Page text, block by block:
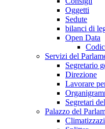
Oggetti
Sedute
bilanci di
Open Data
Servizi del
Segretario
Direzione
Lavorare
Segretari
Palazzo del